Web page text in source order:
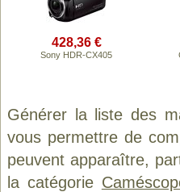
428,36 €
Sony HDR-CX405
Générer la liste des
vous permettre de
peuvent apparaître,
la catégorie